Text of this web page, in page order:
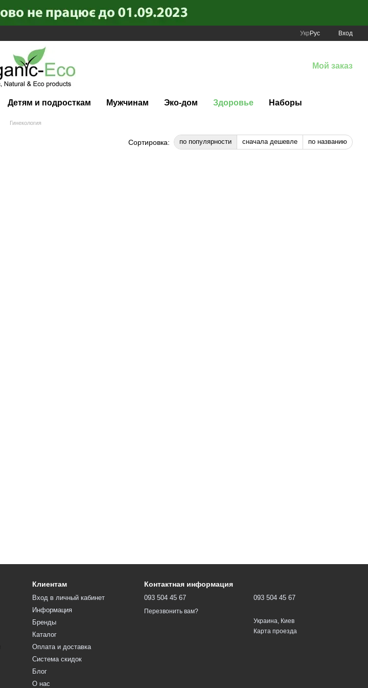
Укр Рус Вход
Мой заказ
Детям и подросткам Мужчинам Эко-дом Здоровье Наборы
Гинекология
Сортировка: по популярности сначала дешевле по названию
Клиентам
Вход в личный кабинет
Информация
Бренды
Каталог
Оплата и доставка
Система скидок
Блог
О нас
Контактная информация
093 504 45 67
Перезвонить вам?
093 504 45 67
Украина, Киев
Карта проезда